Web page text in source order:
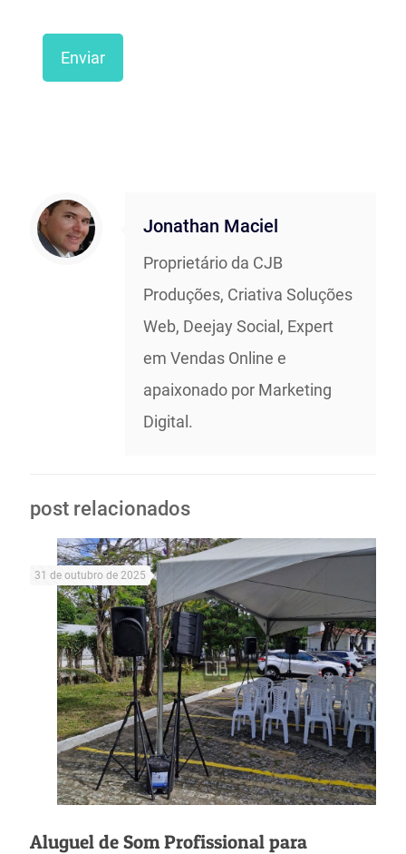
Jonathan Maciel
Proprietário da CJB
Produções, Criativa Soluções
Web, Deejay Social, Expert
em Vendas Online e
apaixonado por Marketing
Digital.
post relacionados
31 de outubro de 2025
Aluguel de Som Profissional para